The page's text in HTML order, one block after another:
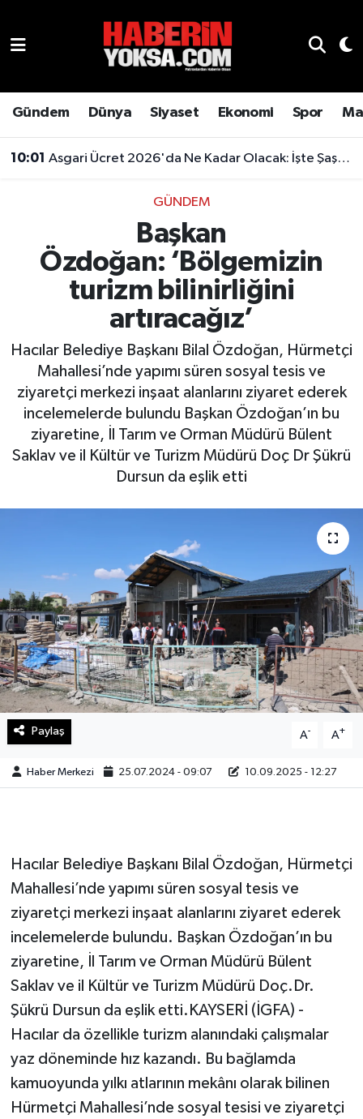
Gündem Dünya Siyaset Ekonomi Spor
10:01 Asgari Ücret 2026'da Ne Kadar Olacak: İşte Şaşırtan Rakam
GÜNDEM
Başkan
Özdoğan: ‘Bölgemizin
turizm bilinirliğini
artıracağız’
Hacılar Belediye Başkanı Bilal Özdoğan, Hürmetçi
Mahallesi’nde yapımı süren sosyal tesis ve
ziyaretçi merkezi inşaat alanlarını ziyaret ederek
incelemelerde bulundu Başkan Özdoğan’ın bu
ziyaretine, İl Tarım ve Orman Müdürü Bülent
Saklav ve il Kültür ve Turizm Müdürü Doç Dr Şükrü
Dursun da eşlik etti
Paylaş A- A+
Haber Merkezi 25.07.2024 - 09:07 10.09.2025 - 12:27
Hacılar Belediye Başkanı Bilal Özdoğan, Hürmetçi
Mahallesi’nde yapımı süren sosyal tesis ve
ziyaretçi merkezi inşaat alanlarını ziyaret ederek
incelemelerde bulundu. Başkan Özdoğan’ın bu
ziyaretine, İl Tarım ve Orman Müdürü Bülent
Saklav ve il Kültür ve Turizm Müdürü Doç.Dr.
Şükrü Dursun da eşlik etti.KAYSERİ (İGFA) -
Hacılar da özellikle turizm alanındaki çalışmalar
yaz döneminde hız kazandı. Bu bağlamda
kamuoyunda yılkı atlarının mekânı olarak bilinen
Hürmetçi Mahallesi’nde sosyal tesisi ve ziyaretçi
Gündem
Otomobil
Sağlık
Teknoloji
Hava Durumu
Son Dakika Haberleri
Haber Arşivi